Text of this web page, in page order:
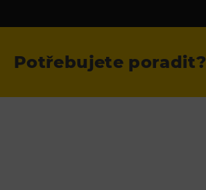
Potřebujete poradit?